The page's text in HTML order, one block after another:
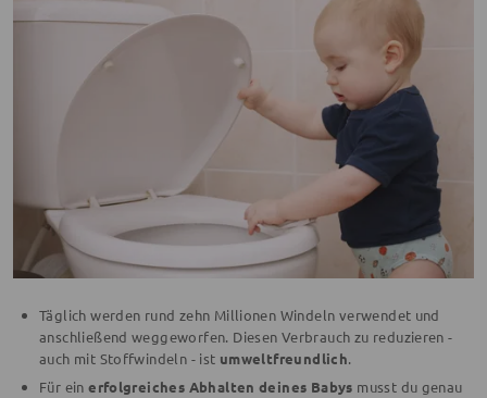
Täglich werden rund zehn Millionen Windeln verwendet und
anschließend weggeworfen. Diesen Verbrauch zu reduzieren -
auch mit Stoffwindeln - ist umweltfreundlich.
Für einerfolgreiches Abhalten deines Babys musst du genau